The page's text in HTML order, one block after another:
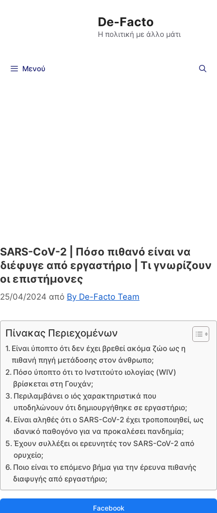
De-Facto
Η πολιτική με άλλο μάτι
Μενού
SARS-CoV-2 | Πόσο πιθανό είναι να
διέφυγε από εργαστήριο | Τι γνωρίζουν
οι επιστήμονες
25/04/2024 από By De-Facto Team
Πίνακας Περιεχομένων
Είναι ύποπτο ότι δεν έχει βρεθεί ακόμα ζώο ως η
πιθανή πηγή μετάδοσης στον άνθρωπο;
Πόσο ύποπτο ότι το Ινστιτούτο ιολογίας (WIV)
βρίσκεται στη Γουχάν;
Περιλαμβάνει ο ιός χαρακτηριστικά που
υποδηλώνουν ότι δημιουργήθηκε σε εργαστήριο;
Είναι αληθές ότι ο SARS-CoV-2 έχει τροποποιηθεί, ως
ιδανικό παθογόνο για να προκαλέσει πανδημία;
Έχουν συλλέξει οι ερευνητές τον SARS-CoV-2 από
ορυχείο;
Ποιο είναι το επόμενο βήμα για την έρευνα πιθανής
διαφυγής από εργαστήριο;
Facebook